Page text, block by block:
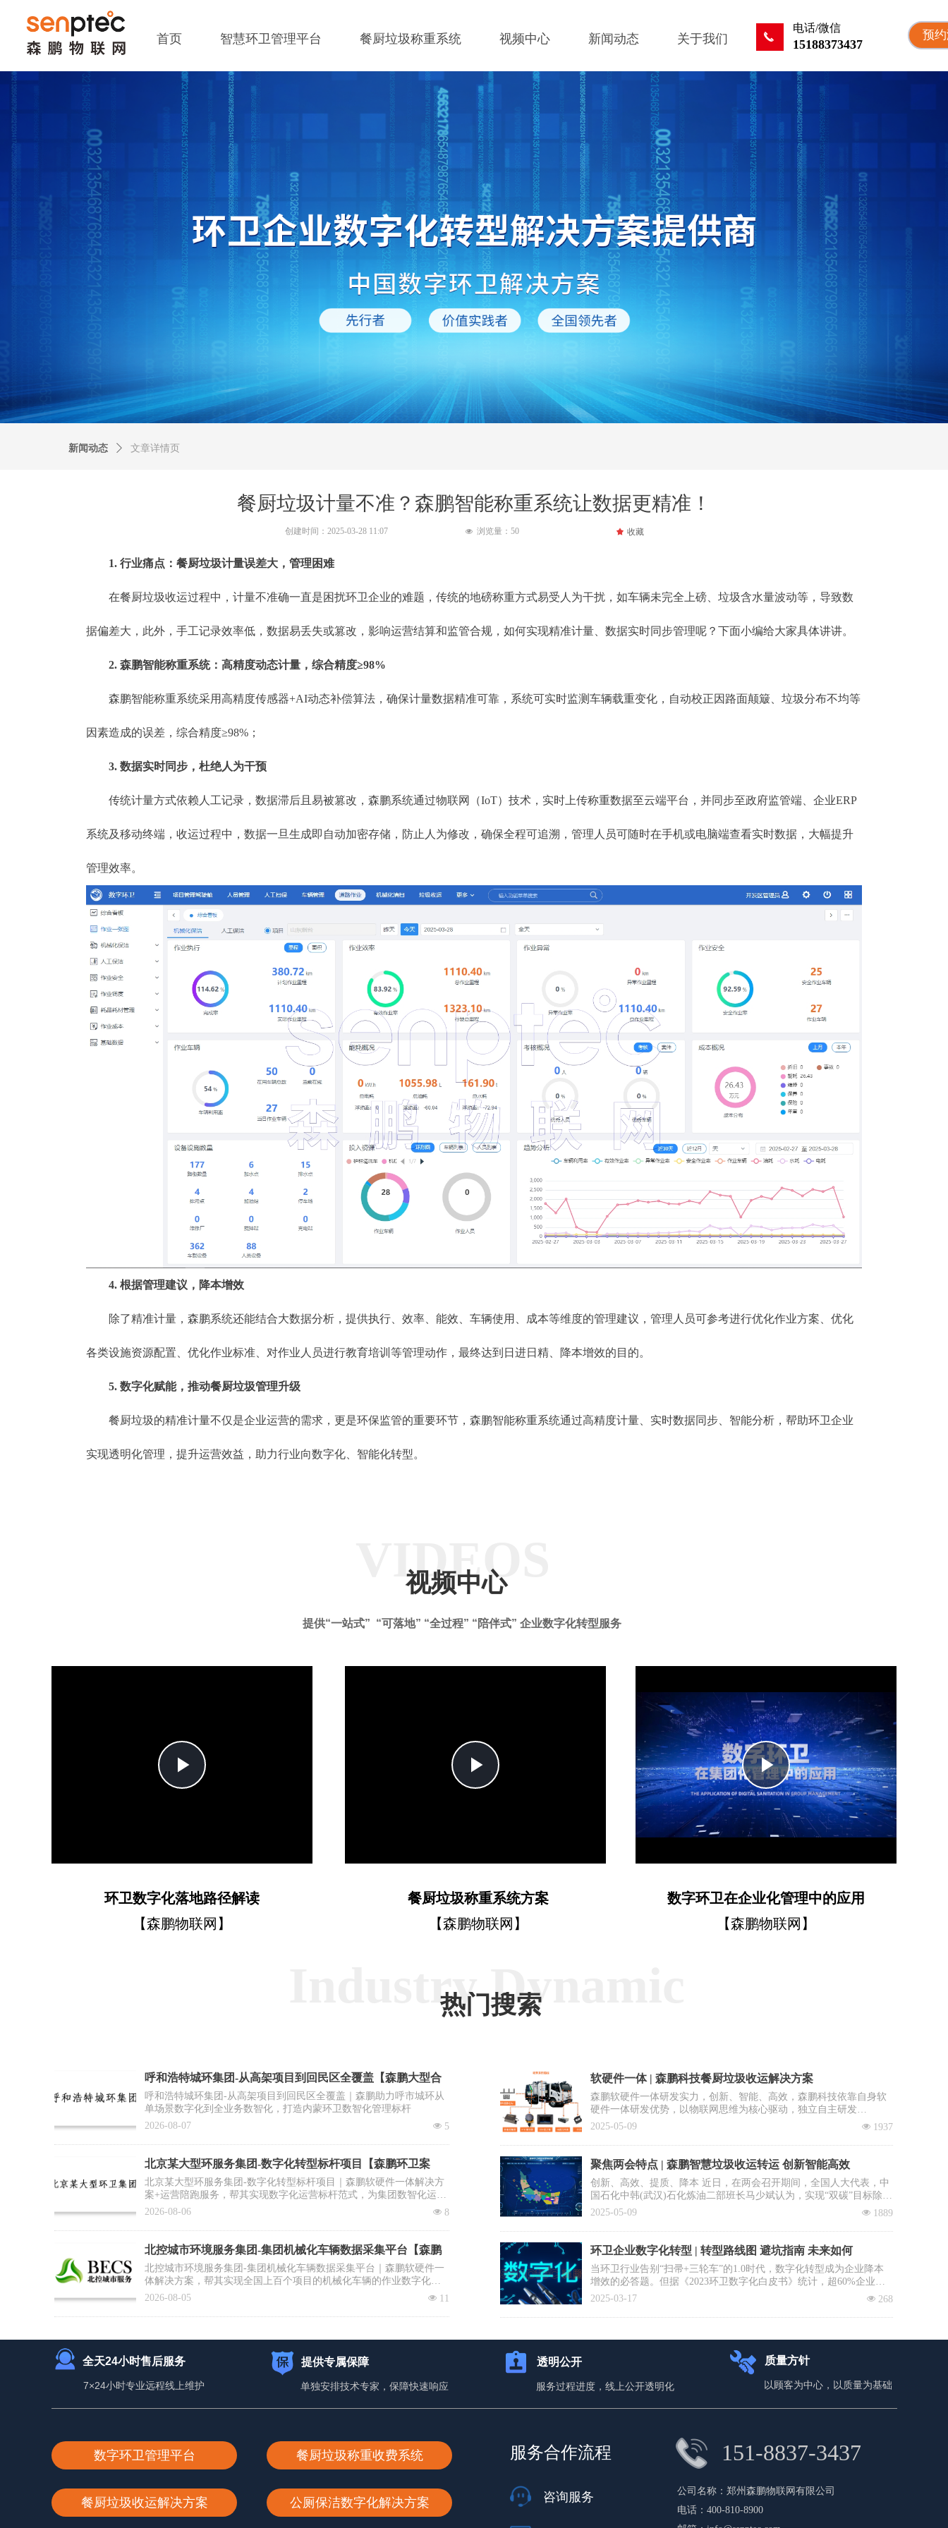
끅
电话/微信
15188373437
首页 智慧环卫管理平台 餐厨垃圾称重系统 视频中心 新闻动态 关于我们 预
餐厨垃圾计量不准？森鹏智能称重系统让数据更精准！
1. 行业痛点：餐厨垃圾计量误差大，管理困难
在餐厨垃圾收运过程中，计量不准确一直是困扰环卫企业的难题，传统的地磅称重方式易受人为干扰，如车辆未完全上磅、垃圾含水量波动等，导致数
据偏差大，此外，手工记录效率低，数据易丢失或篡改，影响运营结算和监管合规，如何实现精准计量、数据实时同步管理呢？下面小编给大家具体讲讲。
2. 森鹏智能称重系统：高精度动态计量，综合精度≥98%
森鹏智能称重系统采用高精度传感器+AI动态补偿算法，确保计量数据精准可靠，系统可实时监测车辆载重变化，自动校正因路面颠簸、垃圾分布不均等
因素造成的误差，综合精度≥98%；
3. 数据实时同步，杜绝人为干预
传统计量方式依赖人工记录，数据滞后且易被篡改，森鹏系统通过物联网（IoT）技术，实时上传称重数据至云端平台，并同步至政府监管端、企业ERP
系统及移动终端，收运过程中，数据一旦生成即自动加密存储，防止人为修改，确保全程可追溯，管理人员可随时在手机或电脑端查看实时数据，大幅提升
管理效率。
4. 根据管理建议，降本增效
除了精准计量，森鹏系统还能结合大数据分析，提供执行、效率、能效、车辆使用、成本等维度的管理建议，管理人员可参考进行优化作业方案、优化
各类设施资源配置、优化作业标准、对作业人员进行教育培训等管理动作，最终达到日进日精、降本增效的目的。
5. 数字化赋能，推动餐厨垃圾管理升级
餐厨垃圾的精准计量不仅是企业运营的需求，更是环保监管的重要环节，森鹏智能称重系统通过高精度计量、实时数据同步、智能分析，帮助环卫企业
实现透明化管理，提升运营效益，助力行业向数字化、智能化转型。
新闻动态 ꄲ 文章详情页
创建时间： 2025-03-28 11:07 넶 浏览量： 50 끄 收藏
提供“一站式” “可落地” “全过程” “陪伴式” 企业数字化转型服务
VIDEOS
视频中心
Play
环卫数字化落地路径解读
【森鹏物联网】
Play
餐厨垃圾称重系统方案
【森鹏物联网】
Play
Video
数字环卫在企业化管理中的应用
【森鹏物联网】
呼和浩特城环集团-从高架项目到回民区全覆盖【森鹏大型合
作案例】
呼和浩特城环集团-从高架项目到回民区全覆盖｜森鹏助力呼市城环从
单场景数字化到全业务数智化，打造内蒙环卫数智化管理标杆
넶 5
2026-08-07
北京某大型环服务集团-数字化转型标杆项目【森鹏环卫案
例】
北京某大型环服务集团-数字化转型标杆项目｜森鹏软硬件一体解决方
案+运营陪跑服务，帮其实现数字化运营标杆范式，为集团数智化运营
推广复制提供标杆范式
넶 8
2026-08-06
北控城市环境服务集团-集团机械化车辆数据采集平台【森鹏
合作案例】
北控城市环境服务集团-集团机械化车辆数据采集平台｜森鹏软硬件一
体解决方案，帮其实现全国上百个项目的机械化车辆的作业数字化，
为集团数智化运营打好基础
넶 11
2026-08-05
Industry Dynamic
热门搜索
软硬件一体 | 森鹏科技餐厨垃圾收运解决方案
森鹏软硬件一体研发实力，创新、智能、高效，森鹏科技依靠自身软
硬件一体研发优势，以物联网思维为核心驱动，独立自主研发
出“EVOS智慧环卫2.0管理平台”，餐厨垃圾收运系统是该平台核心子
넶 1937
2025-05-09
聚焦两会特点 | 森鹏智慧垃圾收运转运 创新智能高效
创新、高效、提质、降本 近日，在两会召开期间，全国人大代表，中
国石化中韩(武汉)石化炼油二部班长马少斌认为，实现“双碳”目标除了
需要企业进行转型升级和科技创新外，全民参与也必不可少，并就此
士、清华大学教授李景虹则建议政府鼓励回收企业与环卫系统合作，
降低前端收集运营成本。
넶 1889
2025-05-09
环卫企业数字化转型 | 转型路线图 避坑指南 未来如何
当环卫行业告别“扫帚+三轮车”的1.0时代，数字化转型成为企业降本
增效的必答题。但据《2023环卫数字化白皮书》统计，超60%企业投
入百万却未见实效：数据失真、系统闲置、员工抵触……如何避免重
你打赢这场“数字环卫攻坚战”。
넶 268
2025-03-17
公司名称： 郑州森鹏物联网有限公司
电话： 400-810-8900
全天24小时售后服务
7×24小时专业远程线上维护
提供专属保障
单独安排技术专家，保障快速响应 服务过程进度，线上公开透明化
透明公开
以顾客为中心，以质量为基础
质量方针
数字环卫管理平台 餐厨垃圾称重收费系统
餐厨垃圾收运解决方案 公厕保洁数字化解决方案
151-8837-3437
咨询服务
服务合作流程